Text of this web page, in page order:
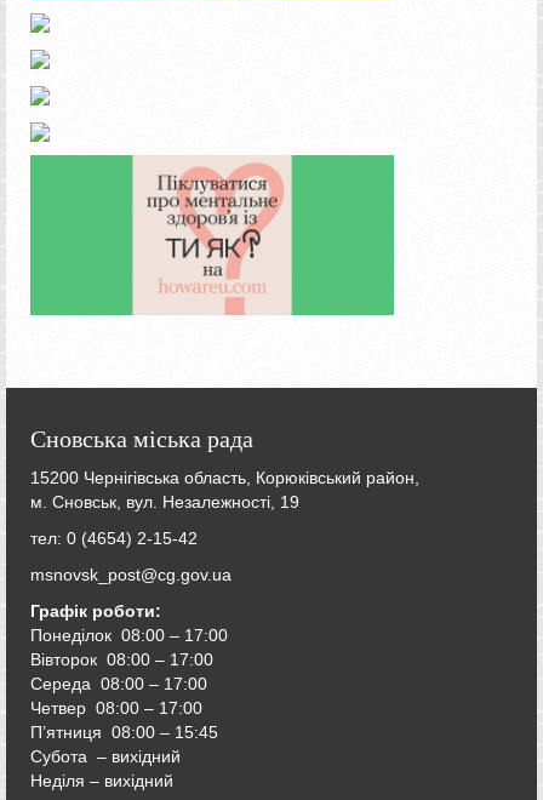
Сновська міська рада
15200 Чернігівська область, Корюківський район,
м. Сновськ, вул. Незалежності, 19
тел: 0 (4654) 2-15-42
msnovsk_post@cg.gov.ua
Графік роботи:
Понеділок 08:00 – 17:00
Вівторок 08:00 – 17:00
Середа 08:00 – 17:00
Четвер 08:00 – 17:00
П’ятниця 08:00 – 15:45
Субота – вихідний
Неділя – вихідний